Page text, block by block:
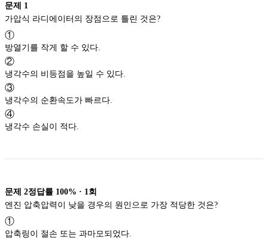
문제 1
가압식 라디에이터의 장점으로 틀린 것은?
①
방열기를 작게 할 수 있다.
②
냉각수의 비등점을 높일 수 있다.
③
냉각수의 순환속도가 빠르다.
④
냉각수 손실이 적다.
문제 2정답률 100% · 1 회
엔진 압축압력이 낮을 경우의 원인으로 가장 적당한 것은?
①
압축링이 절손 또는 과마모되었다.